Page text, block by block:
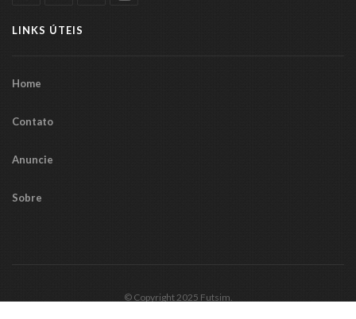
LINKS ÚTEIS
Home
Contato
Anuncie
Sobre
© Copyright 2025 Futsim.